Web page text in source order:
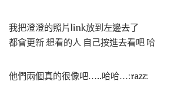
我把澄澄的照片link放到左邊去了
都會更新 想看的人 自己按進去看吧 哈
他們兩個真的很像吧…..哈哈…:razz: